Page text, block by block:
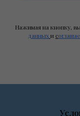
Нажимая на кнопку,
данныхи с